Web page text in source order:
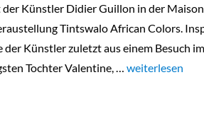
Künstler Didier Guillon in der
Tintswalo African Colors.
der Künstler zuletzt aus einem Besuch
Tochter Valentine, … „Tintswalo
weiterlesen